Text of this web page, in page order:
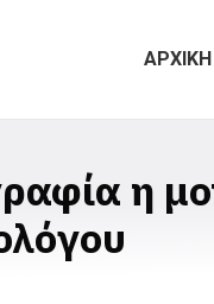
ΑΡΧΙΚΗ
η